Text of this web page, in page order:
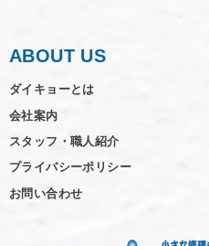
ABOUT US
ダイキョーとは
会社案内
スタッフ・職人紹介
プライバシーポリシー
お問い合わせ